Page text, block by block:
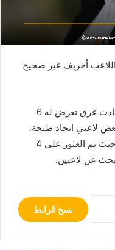
أخريف غير صحيح
ويأتي توضيح رئيس اتحاد طنجة، عقب حادث غرق تعرض له 6
لاعبي اتحاد طنجة،
بمنطقة بحرية قريبة من مدينة المضيق. حيث تم العثور على 4
عن لاعبين.
نسخ الرابط